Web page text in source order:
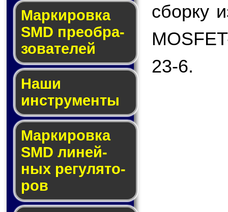
Мар­ки­ров­ка
SMD пре­об­ра­
зо­ва­те­лей
Наши
инструменты
Маркировка
SMD ли­ней­
ных ре­гу­ля­то­
ров
сборку
23-6.